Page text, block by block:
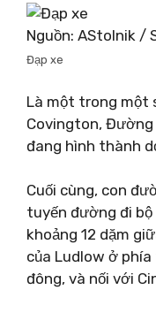
Nguồn: AStolnik /
Đạp xe
Là một trong một
Covington,
đang hình thành
Cuối cùng, con
tuyến đường đi
khoảng 12 dặm
của Ludlow ở
đông, và nối với